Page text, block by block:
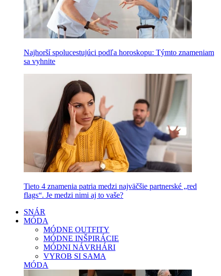
Najhorší spolucestujúci podľa horoskopu: Týmto znameniam
sa vyhnite
Tieto 4 znamenia patria medzi najväčšie partnerské „red
flags“. Je medzi nimi aj to vaše?
SNÁR
MÓDA
MÓDNE OUTFITY
MÓDNE INŠPIRÁCIE
MÓDNI NÁVRHÁRI
VYROB SI SAMA
MÓDA